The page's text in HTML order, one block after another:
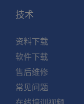
技术
资料下载
软件下载
售后维修
常见问题